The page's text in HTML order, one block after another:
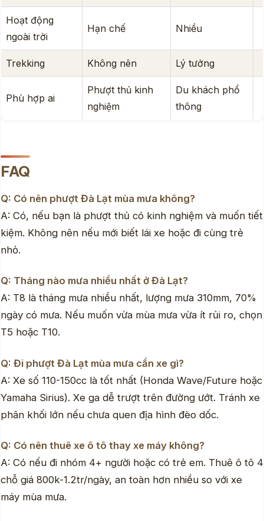
Hoạt động
ngoài trời
Hạn chế Nhiều
Trekking Không nên Lý tưởng
Phù hợp ai
Phượt thủ kinh
nghiệm
Du khách phổ
thông
FAQ
Q: Có nên phượt Đà Lạt mùa mưa không?
A: Có, nếu bạn là phượt thủ có kinh nghiệm và muốn tiết
kiệm. Không nên nếu mới biết lái xe hoặc đi cùng trẻ
nhỏ.
Q: Tháng nào mưa nhiều nhất ở Đà Lạt?
A: T8 là tháng mưa nhiều nhất, lượng mưa 310mm, 70%
ngày có mưa. Nếu muốn vừa mùa mưa vừa ít rủi ro, chọn
T5 hoặc T10.
Q: Đi phượt Đà Lạt mùa mưa cần xe gì?
A: Xe số 110-150cc là tốt nhất (Honda Wave/Future hoặc
Yamaha Sirius). Xe ga dễ trượt trên đường ướt. Tránh xe
phân khối lớn nếu chưa quen địa hình đèo dốc.
Q: Có nên thuê xe ô tô thay xe máy không?
A: Có nếu đi nhóm 4+ người hoặc có trẻ em. Thuê ô tô 4
chỗ giá 800k-1.2tr/ngày, an toàn hơn nhiều so với xe
máy mùa mưa.